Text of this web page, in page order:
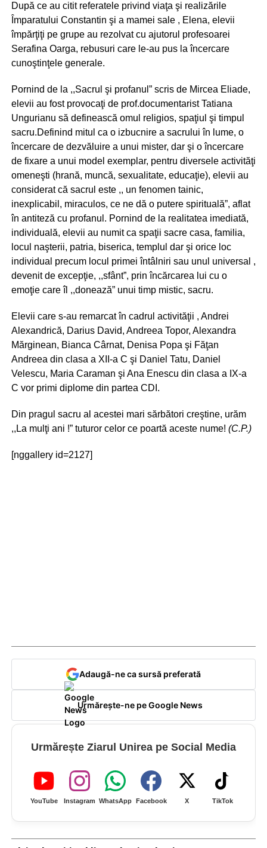
După ce au citit referatele privind viaţa şi realizările
Împaratului Constantin şi a mamei sale , Elena, elevii
împărţiţi pe grupe au rezolvat cu ajutorul profesoarei
Serafina Oarga, rebusuri care le-au pus la încercare
cunoştinţele generale.
Pornind de la ,,Sacrul şi profanul” scris de Mircea Eliade,
elevii au fost provocaţi de prof.documentarist Tatiana
Ungurianu să definească omul religios, spaţiul şi timpul
sacru.Definind mitul ca o izbucnire a sacrului în lume, o
încercare de dezvăluire a unui mister, dar şi o încercare
de fixare a unui model exemplar, pentru diversele activităţi
omeneşti (hrană, muncă, sexualitate, educaţie), elevii au
considerat că sacrul este ,, un fenomen tainic,
inexplicabil, miraculos, ce ne dă o putere spirituală”, aflat
în antiteză cu profanul. Pornind de la realitatea imediată,
individuală, elevii au numit ca spaţii sacre casa, familia,
locul naşterii, patria, biserica, templul dar şi orice loc
individual precum locul primei întâlniri sau unul universal ,
devenit de excepţie, ,,sfânt”, prin încărcarea lui cu o
emoţie care îl ,,donează” unui timp mistic, sacru.
Elevii care s-au remarcat în cadrul activităţii , Andrei
Alexandrică, Darius David, Andreea Topor, Alexandra
Mărginean, Bianca Cârnat, Denisa Popa şi Făţan
Andreea din clasa a XII-a C şi Daniel Tatu, Daniel
Velescu, Maria Caraman şi Ana Enescu din clasa a IX-a
C vor primi diplome din partea CDI.
Din pragul sacru al acestei mari sărbători creştine, urăm
,,La mulţi ani !” tuturor celor ce poartă aceste nume! (C.P.)
[nggallery id=2127]
Adaugă-ne ca sursă preferată
Urmărește-ne pe Google News
Urmărește Ziarul Unirea pe Social Media
YouTube Instagram WhatsApp Facebook X TikTok